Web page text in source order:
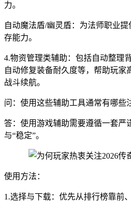
力。
自动魔法盾/幽灵盾：为法师职业
存能力。
4.物资管理类辅助：包括自动整理
自动修复装备耐久度等，帮助玩家
战斗续航。
问：使用这些辅助工具通常有哪些
答：使用游戏辅助需要遵循一套严
与“稳定”。
使用方法：
1.选择与下载：优先从排行榜靠前